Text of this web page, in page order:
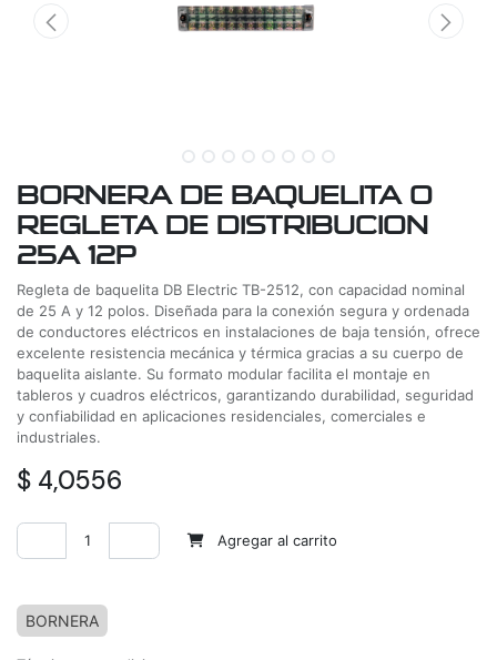
BORNERA DE BAQUELITA O
REGLETA DE DISTRIBUCION
25A 12P
Regleta de baquelita DB Electric TB-2512, con capacidad nominal
de 25 A y 12 polos. Diseñada para la conexión segura y ordenada
de conductores eléctricos en instalaciones de baja tensión, ofrece
excelente resistencia mecánica y térmica gracias a su cuerpo de
baquelita aislante. Su formato modular facilita el montaje en
tableros y cuadros eléctricos, garantizando durabilidad, seguridad
y confiabilidad en aplicaciones residenciales, comerciales e
industriales.
$ 4,0556
Agregar al carrito
BORNERA